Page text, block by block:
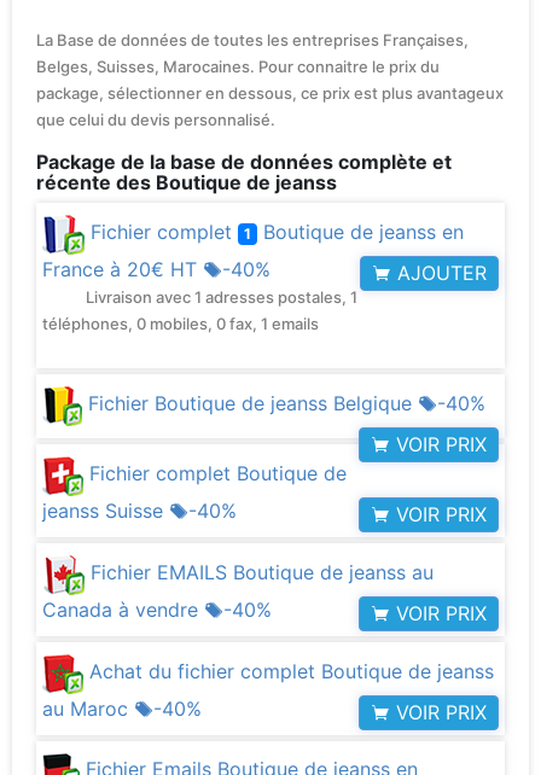
La Base de données de toutes les entreprises Françaises,
Belges, Suisses, Marocaines. Pour connaitre le prix du
package, sélectionner en dessous, ce prix est plus avantageux
que celui du devis personnalisé.
Package de la base de données complète et
récente des Boutique de jeanss
Fichier complet 1 Boutique de jeanss en
France à 20€ HT -40% AJOUTER
Livraison avec 1 adresses postales, 1
téléphones, 0 mobiles, 0 fax, 1 emails
Fichier Boutique de jeanss Belgique
-40%
VOIR PRIX
Fichier complet Boutique de
jeanss Suisse
-40% VOIR PRIX
Fichier EMAILS Boutique de jeanss au
Canada à vendre
-40% VOIR PRIX
Achat du fichier complet Boutique de jeanss
au Maroc
-40% VOIR PRIX
Fichier Emails Boutique de jeanss en